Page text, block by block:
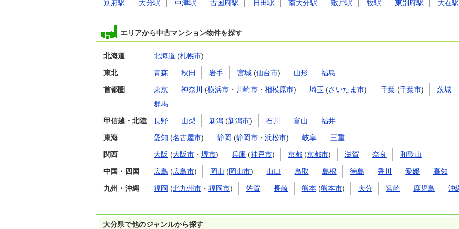
別府駅 大分駅 中津駅 古国府駅 日田駅 南大分駅 敷戸駅 牧駅 東別府駅 大在駅
エリアから中古マンション物件を探す
北海道 北海道 (札幌市)
東北 青森 秋田 岩手 宮城(仙台市) 山形 福島
首都圏 東京 神奈川 (横浜市 ・ 川崎市 ・相模原市) 埼玉 (さいたま市) 千葉(千葉市) 茨城
群馬
甲信越・北陸 長野 山梨 新潟 (新潟市) 石川 富山 福井
東海 愛知 (名古屋市) 静岡 (静岡市 ・浜松市) 岐阜 三重
関西 大阪 (大阪市 ・ 堺市) 兵庫 (神戸市) 京都 (京都市) 滋賀 奈良 和歌山
中国・四国 広島 (広島市) 岡山 (岡山市) 山口 鳥取 島根 徳島 香川 愛媛 高知
九州・沖縄 福岡 (北九州市 ・ 福岡市) 佐賀 長崎 熊本 (熊本市) 大分 宮崎 鹿児島 沖
大分県で他のジャンルから探す